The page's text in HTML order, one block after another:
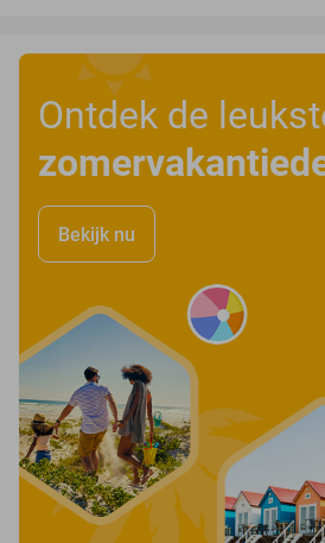
Ontdek de
Bekijk nu